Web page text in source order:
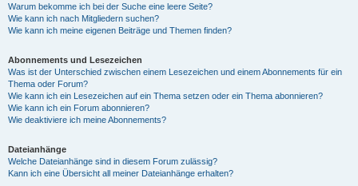
Warum bekomme ich bei der Suche eine leere Seite?
Wie kann ich nach Mitgliedern suchen?
Wie kann ich meine eigenen Beiträge und Themen finden?
Abonnements und Lesezeichen
Was ist der Unterschied zwischen einem Lesezeichen und einem Abonnements für ein
Thema oder Forum?
Wie kann ich ein Lesezeichen auf ein Thema setzen oder ein Thema abonnieren?
Wie kann ich ein Forum abonnieren?
Wie deaktiviere ich meine Abonnements?
Dateianhänge
Welche Dateianhänge sind in diesem Forum zulässig?
Kann ich eine Übersicht all meiner Dateianhänge erhalten?